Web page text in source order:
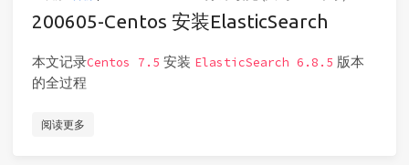
200605-Centos 安装ElasticSearch
本文记录Centos 7.5 安装 ElasticSearch 6.8.5 版本
的全过程
阅读更多